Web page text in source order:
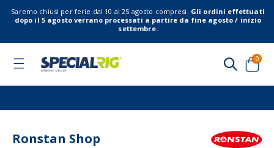
Saremo chiusi per ferie dal 10 al 25 agosto compresi. Gli ordini effettuati
dopo il 5 agosto verrano processati a partire da fine agosto / inizio
settembre.
Toggle
Cart
0
Ronstan Shop